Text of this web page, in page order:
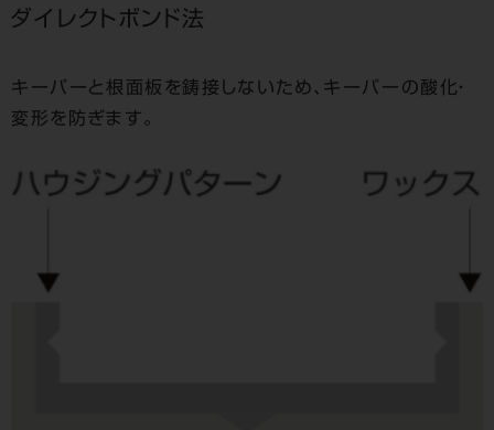
ダイレクトボンド法
キーパーと根面板を鋳接しないため、キーパーの酸化・
変形を防ぎます。